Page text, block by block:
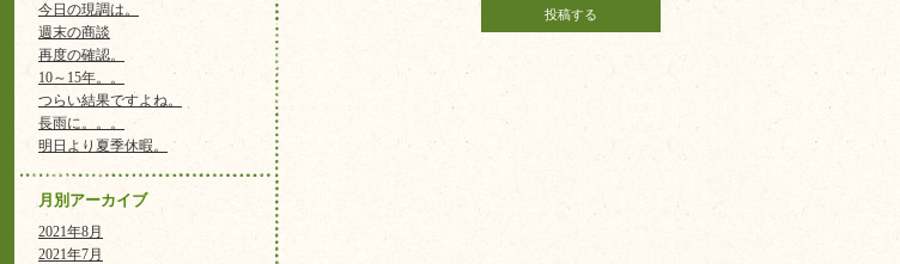
今日の現調は。
週末の商談
再度の確認。
10～15年。。
つらい結果ですよね。
長雨に。。。
明日より夏季休暇。
月別アーカイブ
2021年8月
2021年7月